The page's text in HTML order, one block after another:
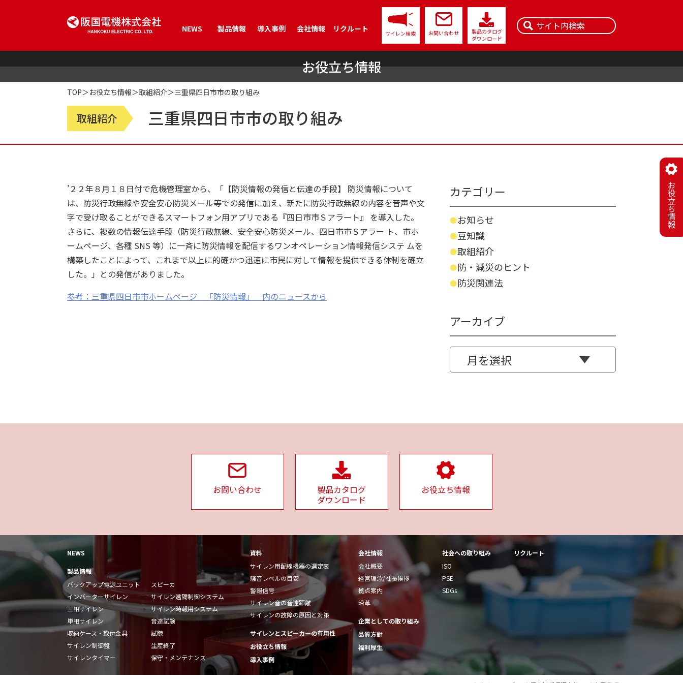
NEWS 製品情報
製品情報
バックアップ電源ユニット インバータサイレン
三相サイレン
単相サイレン
サイレンタイマー
サイレン遠隔制御システム
サイレン時報用システム
収納ケース・取付金具
資料
導入事例 会社情報
会社情報
会社概要 経営理念/社長挨拶 拠点案内 沿革
企業としての取り組み 社会への取り組み
リクルート サイレン検索 お問い合わせ
製品カタログ
ダウンロード
お役立ち情報
TOP お役立ち情報 取組紹介 三重県四日市市の取り組み
取組紹介 三重県四日市市の取り組み
’２２年８月１８日付で危機管理室から、「【防災情報の発信と伝達の手段】 防災情報について
は、防災行政無線や安全安心防災メール等での発信に加え、新たに防災行政無線の内容を音声や文
字で受け取ることができるスマートフォン用アプリである『四日市市Ｓアラート』 を導入した。
さらに、複数の情報伝達手段（防災行政無線、安全安心防災メール、四日市市Ｓアラー ト、市ホ
ームページ、各種 SNS 等）に一斉に防災情報を配信するワンオペレーション情報発信システ ムを
構築したことによって、これまで以上に的確かつ迅速に市民に対して情報を提供できる体制を確立
した。」との発信がありました。
参考：三重県四日市市ホームページ 「防災情報」 内のニュースから
カテゴリー
お知らせ
豆知識
取組紹介
防・減災のヒント
防災関連法
アーカイブ
お問い合わせ
製品カタログ
ダウンロード
お役立ち情報
NEWS
製品情報
バックアップ電源ユニット
インバーターサイレン
三相サイレン
単相サイレン
収納ケース・取付金具
サイレン制御盤
サイレンタイマー
スピーカ
サイレン遠隔制御システム
サイレン時報用システム
音達試験
試聴
生産終了
保守・メンテナンス
資料
サイレン用配線機器の選定表
騒音レベルの目安
警報信号
サイレン音の音達距離
サイレンの故障の原因と対策
サイレンとスピーカーの有用性
お役立ち情報
導入事例
会社情報
会社概要
経営理念/社長挨拶
拠点案内
沿革
企業としての取り組み
品質方針
福利厚生
社会への取り組み
ISO
PSE
SDGs
リクルート